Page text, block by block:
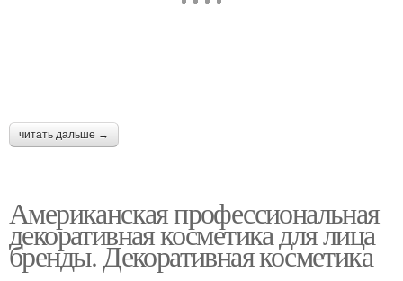
читать дальше →
Американская профессиональная
декоративная косметика для лица
бренды. Декоративная косметика